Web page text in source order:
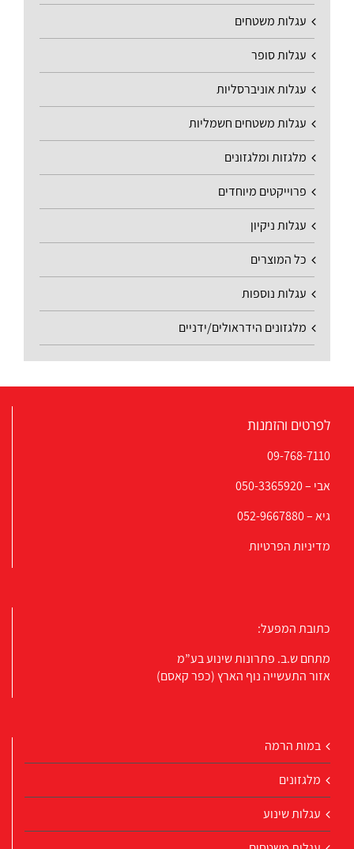
עגלות משטחים
עגלות סופר
עגלות אוניברסליות
עגלות משטחים חשמליות
מלגזות ומלגזונים
פרוייקטים מיוחדים
עגלות ניקיון
כל המוצרים
עגלות נוספות
מלגזונים הידראולים/ידניים
לפרטים והזמנות
09-768-7110
אבי –050-3365920
גיא –052-9667880
מדיניות הפרטיות
כתובת המפעל:
מתחם ש.ב. פתרונות שינוע בע”מ
אזור התעשייה נוף הארץ (כפר קאסם)
במות הרמה
מלגזונים
עגלות שינוע